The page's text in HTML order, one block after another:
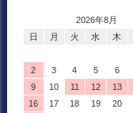
2026年8月
日
月 火 水 木
2
3 4 5 6
9
10 11 12 13
16
17 18 19 20